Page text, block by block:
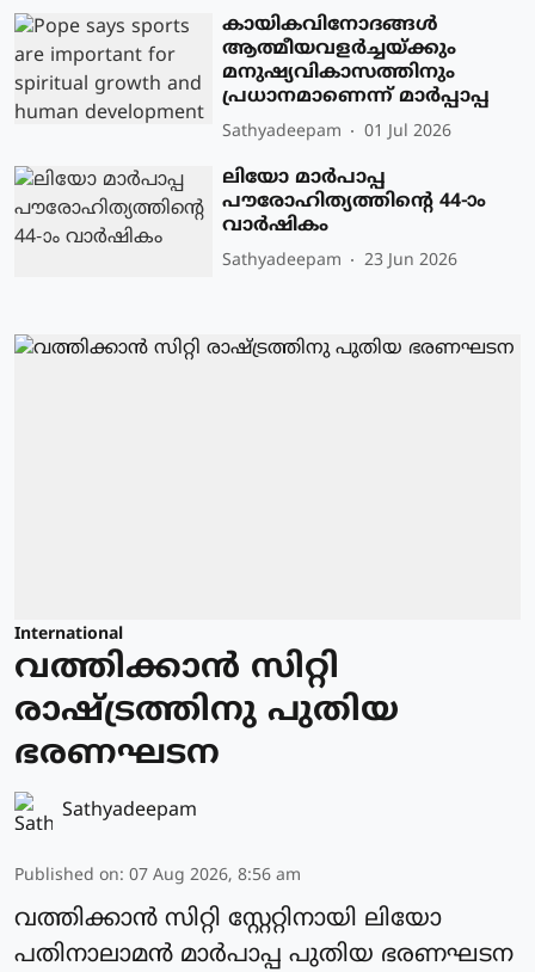
കായികവിനോദങ്ങള്‍
ആത്മീയവളര്‍ച്ചയ്ക്കും
മനുഷ്യവികാസത്തിനും
പ്രധാനമാണെന്ന് മാര്‍പ്പാപ്പ
Sathyadeepam 01 Jul 2026
ലിയോ മാര്‍പാപ്പ
പൗരോഹിത്യത്തിന്റെ 44-ാം
വാര്‍ഷികം
Sathyadeepam 23 Jun 2026
International
വത്തിക്കാന്‍ സിറ്റി
രാഷ്ട്രത്തിനു പുതിയ
ഭരണഘടന
Sathyadeepam
Published on: 07 Aug 2026, 8:56 am
വത്തിക്കാന്‍ സിറ്റി സ്റ്റേറ്റിനായി ലിയോ
പതിനാലാമന്‍ മാര്‍പാപ്പ പുതിയ ഭരണഘടന